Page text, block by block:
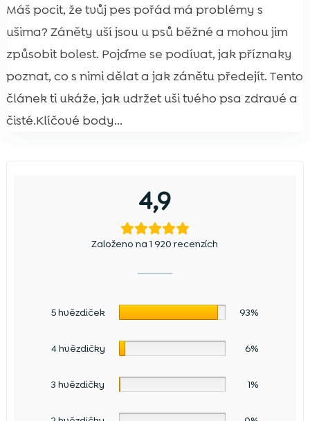
Máš pocit, že tvůj pes pořád má problémy s
ušima? Záněty uší jsou u psů běžné a mohou jim
způsobit bolest. Pojďme se podívat, jak příznaky
poznat, co s nimi dělat a jak zánětu předejít. Tento
článek ti ukáže, jak udržet uši tvého psa zdravé a
čisté.Klíčové body...
4,9
Založeno na 1 920 recenzích
5 hvězdiček 93%
4 hvězdičky 6%
3 hvězdičky 1%